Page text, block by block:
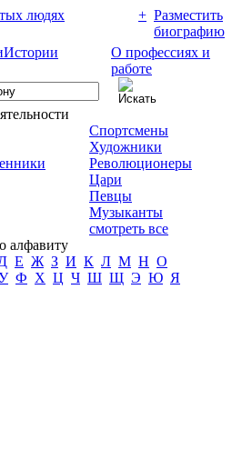
людях
+ Разместить
биографию
Истории
О профессиях и
работе
Спортсмены
Художники
Революционеры
Цари
Певцы
Музыканты
смотреть все
алфавиту
Е Ж З И К Л М Н О
Ф Х Ц Ч Ш Щ Э Ю Я